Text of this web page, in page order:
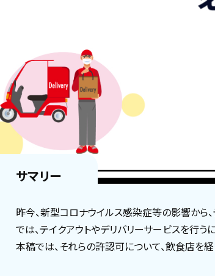
サマリー
昨今、新型コロナウイルス感染症等の影響から
では、テイクアウトやデリバリーサービスを行
本稿では、それらの許認可について、飲食店を